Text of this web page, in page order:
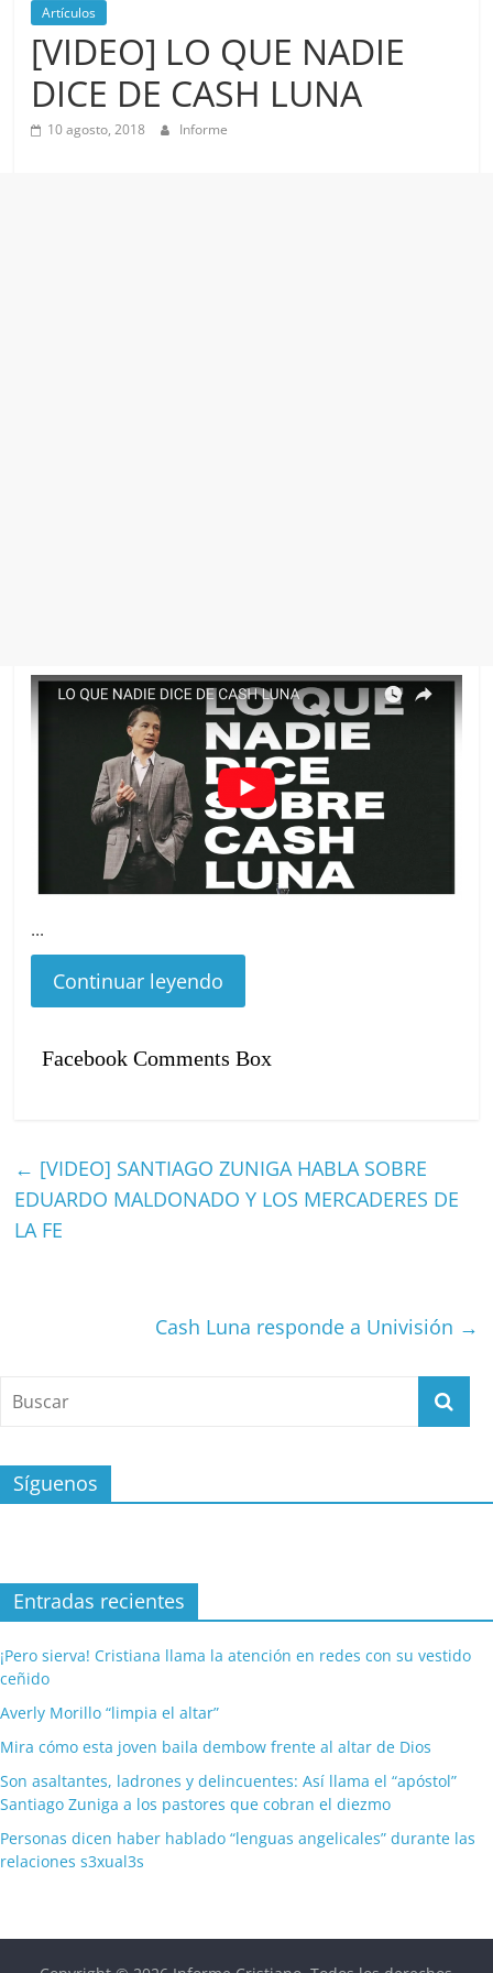
Artículos
[VIDEO] LO QUE NADIE
DICE DE CASH LUNA
10 agosto, 2018 Informe
...
Continuar leyendo
Facebook Comments Box
← [VIDEO] SANTIAGO ZUNIGA HABLA SOBRE
EDUARDO MALDONADO Y LOS MERCADERES DE
LA FE
Cash Luna responde a Univisión →
Síguenos
Entradas recientes
¡Pero sierva! Cristiana llama la atención en redes con su vestido
ceñido
Averly Morillo “limpia el altar”
Mira cómo esta joven baila dembow frente al altar de Dios
Son asaltantes, ladrones y delincuentes: Así llama el “apóstol”
Santiago Zuniga a los pastores que cobran el diezmo
Personas dicen haber hablado “lenguas angelicales” durante las
relaciones s3xual3s